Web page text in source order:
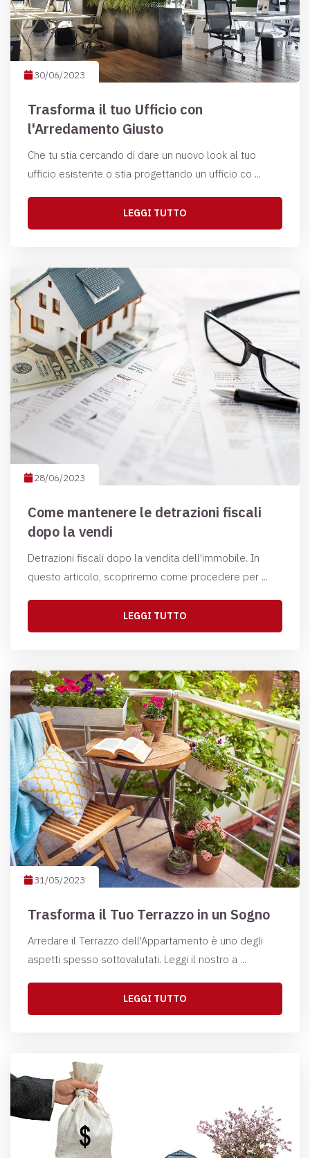
30/06/2023
Trasforma il tuo Ufficio con
l'Arredamento Giusto
Che tu stia cercando di dare un nuovo look al tuo
ufficio esistente o stia progettando un ufficio co ...
LEGGI TUTTO
28/06/2023
Come mantenere le detrazioni fiscali
dopo la vendi
Detrazioni fiscali dopo la vendita dell'immobile. In
questo articolo, scopriremo come procedere per ...
LEGGI TUTTO
31/05/2023
Trasforma il Tuo Terrazzo in un Sogno
Arredare il Terrazzo dell'Appartamento è uno degli
aspetti spesso sottovalutati. Leggi il nostro a ...
LEGGI TUTTO